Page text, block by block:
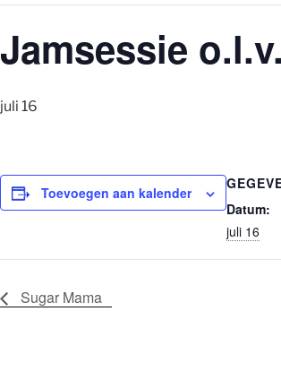
Jamsessie
juli 16
Toevoegen aan kalender
Datum:
juli 16
Sugar Mama